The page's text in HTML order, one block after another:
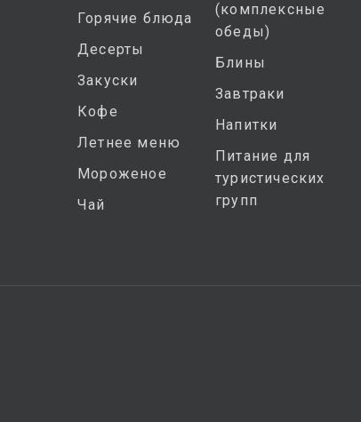
Горячие блюда
Десерты
Закуски
Кофе
Летнее меню
Мороженое
Чай
(комплексные
обеды)
Блины
Завтраки
Напитки
Питание для
туристических
групп